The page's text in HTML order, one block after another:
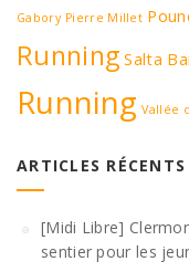
Gabory Pierre Millet
Running Salta
Running Vallée
ARTICLES RÉCENTS
[Midi Libre]
sentier pour les